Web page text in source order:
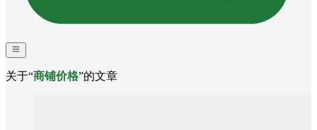
关于“商铺价格”的文章